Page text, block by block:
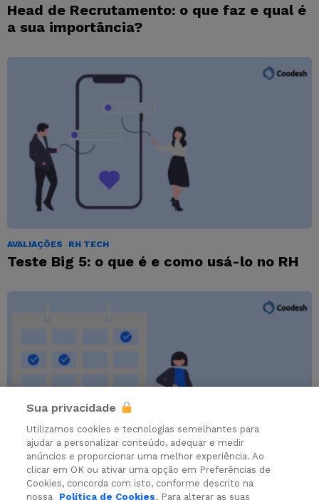
Head de Recrutamento: o que faz e qual é
a sua importância?
AVALIAÇÕES RH TECH
Teste Big 5: o que é e como usá-lo no RH
RECRUTAMENTO RH TECH
Contratar staff para eventos: como
Sua privacidade
Utilizamos cookies e tecnologias semelhantes para
ajudar a personalizar conteúdo, adequar e medir
anúncios e proporcionar uma melhor experiência. Ao
clicar em OK ou ativar uma opção em Preferências de
Cookies, concorda com isto, conforme descrito na
nossa
Política de Cookies. Para alterar as suas